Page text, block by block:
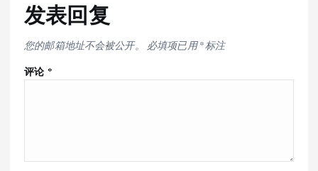
发表回复
您的邮箱地址不会被公开。 必填项已用*标注
评论 *